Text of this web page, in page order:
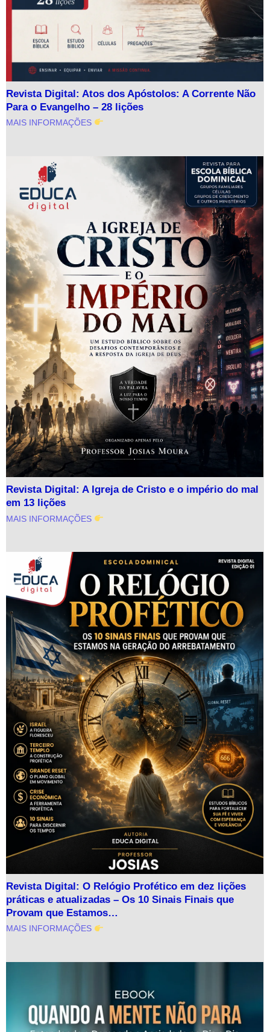
Revista Digital: Atos dos Apóstolos: A Corrente Não
Para o Evangelho – 28 lições
MAIS INFORMAÇÕES
Revista Digital: A Igreja de Cristo e o império do mal
em 13 lições
MAIS INFORMAÇÕES
Revista Digital: O Relógio Profético em dez lições
práticas e atualizadas – Os 10 Sinais Finais que
Provam que Estamos…
MAIS INFORMAÇÕES